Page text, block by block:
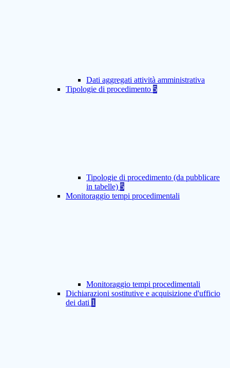
Dati aggregati attività amministrativa
Tipologie di procedimento 5
Tipologie di procedimento (da pubblicare
in tabelle) 5
Monitoraggio tempi procedimentali
Monitoraggio tempi procedimentali
Dichiarazioni sostitutive e acquisizione d'ufficio
dei dati 1